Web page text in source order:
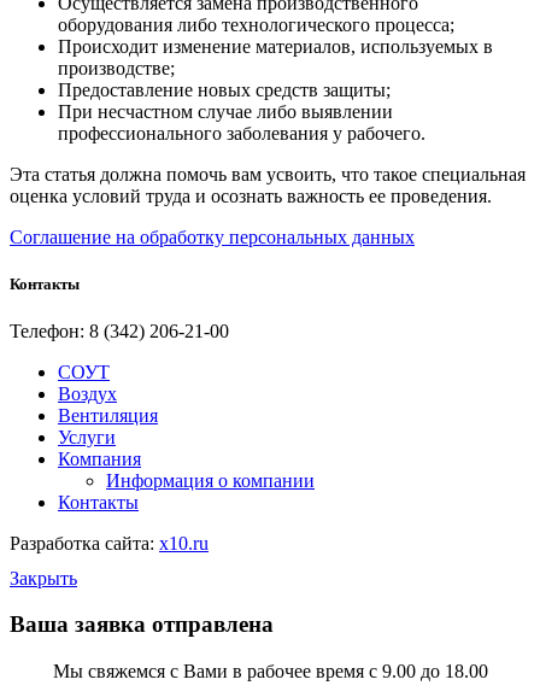
оборудования либо технологического процесса;
Происходит изменение материалов, используемых в
производстве;
Предоставление новых средств защиты;
При несчастном случае либо выявлении
профессионального заболевания у рабочего.
Эта статья должна помочь вам усвоить, что такое специальная
оценка условий труда и осознать важность ее проведения.
Соглашение на обработку персональных данных
Контакты
Телефон: 8 (342) 206-21-00
СОУТ
Воздух
Вентиляция
Услуги
Компания
Информация о компании
Контакты
Разработка сайта: x10.ru
Закрыть
Ваша заявка отправлена
Мы свяжемся с Вами в рабочее время с 9.00 до 18.00